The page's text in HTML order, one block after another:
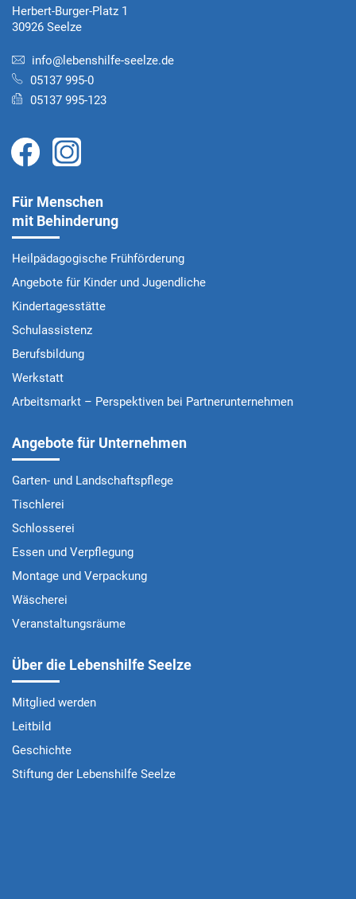
Herbert-Burger-Platz 1
30926 Seelze
info@lebenshilfe-seelze.de
05137 995-0
05137 995-123
Für Menschen
mit Behinderung
Heilpädagogische Frühförderung
Angebote für Kinder und Jugendliche
Kindertagesstätte
Schulassistenz
Berufsbildung
Werkstatt
Arbeitsmarkt – Perspektiven bei Partnerunternehmen
Angebote für Unternehmen
Garten- und Landschaftspflege
Tischlerei
Schlosserei
Essen und Verpflegung
Montage und Verpackung
Wäscherei
Veranstaltungsräume
Über die Lebenshilfe Seelze
Mitglied werden
Leitbild
Geschichte
Stiftung der Lebenshilfe Seelze